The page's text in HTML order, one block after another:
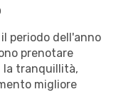
periodo dell'anno
prenotare
la tranquillità,
migliore